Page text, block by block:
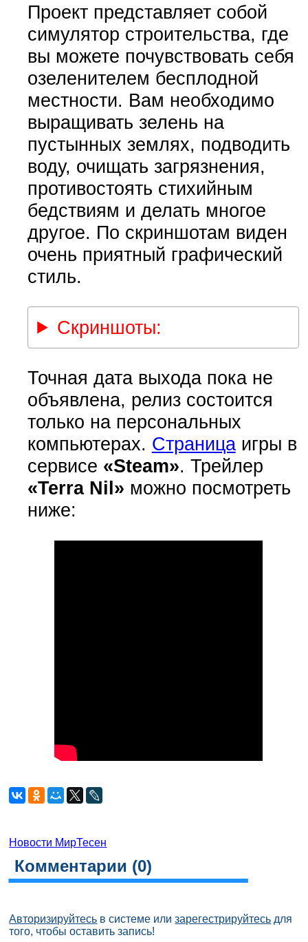
Проект представляет собой
симулятор строительства, где
вы можете почувствовать себя
озеленителем бесплодной
местности. Вам необходимо
выращивать зелень на
пустынных землях, подводить
воду, очищать загрязнения,
противостоять стихийным
бедствиям и делать многое
другое. По скриншотам виден
очень приятный графический
стиль.
Скриншоты:
Точная дата выхода пока не
объявлена, релиз состоится
только на персональных
компьютерах. Страницаигры в
сервисе «Steam». Трейлер
«Terra Nil» можно посмотреть
ниже:
Новости МирТесен
Комментарии (0)
Авторизируйтесь в системе илизарегестрируйтесь для
того, чтобы оставить запись!